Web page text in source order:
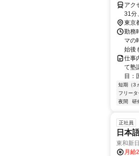
アク
31分
東京
勤務
マの
始後
仕事
て塾
目：
短期（3
フリータ
夜間
研
正社員
日本
東和新
月給